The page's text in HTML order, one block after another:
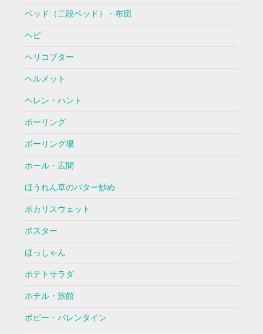
ベッド（二段ベッド）・布団
ヘビ
ヘリコプター
ヘルメット
ヘレン・ハント
ボーリング
ボーリング場
ホール・広間
ほうれん草のバター炒め
ポカリスウェット
ポスター
ほっしゃん
ポテトサラダ
ホテル・旅館
ボビー・バレンタイン